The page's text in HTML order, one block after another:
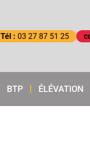
Tél : 03 27 87 51 25
BTP ÉLÉVATION